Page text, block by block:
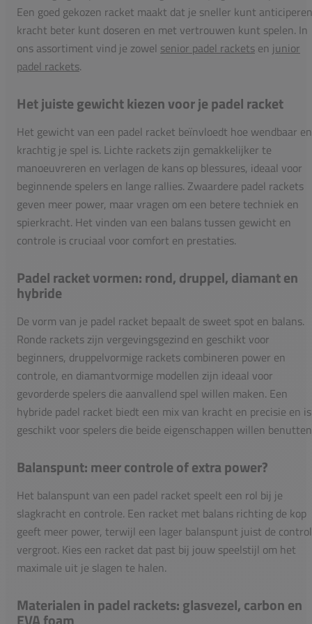
Een goed gekozen racket maakt dat je sneller kunt
kracht beter kunt doseren en met vertrouwen kunt spelen. In
ons assortiment vind je zowel senior padel rackets en junior
padel rackets.
Het juiste gewicht kiezen voor je padel racket
Het gewicht van een padel racket beïnvloedt hoe wendbaar en
krachtig je spel is. Lichte rackets zijn gemakkelijker te
manoeuvreren en verlagen de kans op blessures, ideaal voor
beginnende spelers en lange rallies. Zwaardere padel rackets
geven meer power, maar vragen om een betere techniek en
spierkracht. Het vinden van een balans tussen gewicht en
controle is cruciaal voor comfort en prestaties.
Padel racket vormen: rond, druppel, diamant en
hybride
De vorm van je padel racket bepaalt de sweet spot en balans.
Ronde rackets zijn vergevingsgezind en geschikt voor
beginners, druppelvormige rackets combineren power en
controle, en diamantvormige modellen zijn ideaal voor
gevorderde spelers die aanvallend spel willen maken. Een
hybride padel racket biedt een mix van kracht en precisie en is
geschikt voor spelers die beide eigenschappen willen
Balanspunt: meer controle of extra power?
Het balanspunt van een padel racket speelt een rol bij je
slagkracht en controle. Een racket met balans richting de kop
geeft meer power, terwijl een lager balanspunt juist de
vergroot. Kies een racket dat past bij jouw speelstijl om het
maximale uit je slagen te halen.
Materialen in padel rackets: glasvezel, carbon en